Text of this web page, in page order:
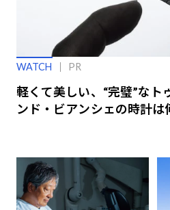
WATCH PR
軽くて美しい、“完璧”なト
ンド・ビアンシェの時計は